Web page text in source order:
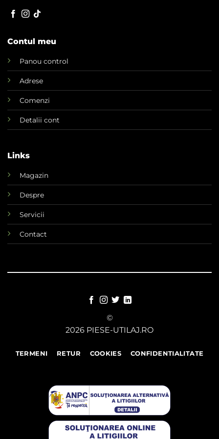
Contul meu
Panou control
Adrese
Comenzi
Detalii cont
Links
Magazin
Despre
Servicii
Contact
©
2026 PIESE-UTILAJ.RO
TERMENI RETUR COOKIES CONFIDENTIALITATE